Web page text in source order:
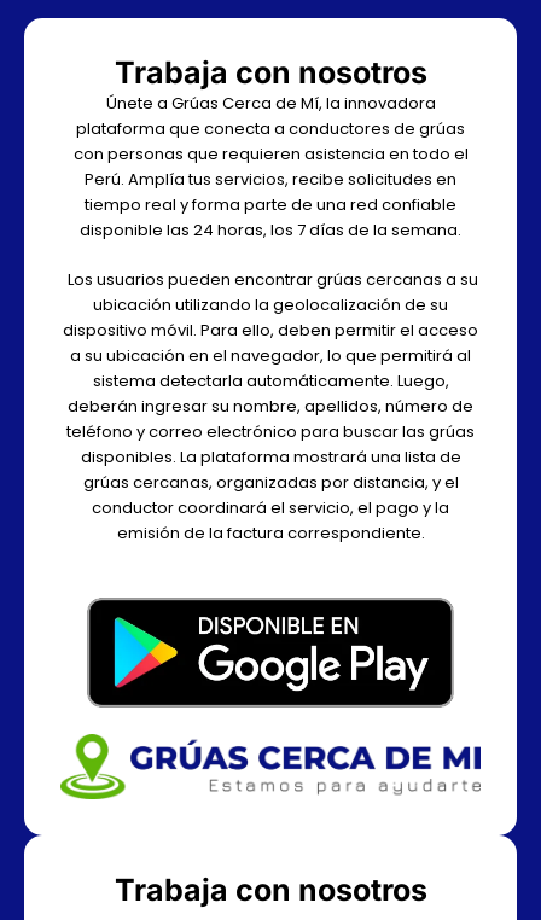
Trabaja con nosotros
Únete a Grúas Cerca de Mí, la innovadora
plataforma que conecta a conductores de grúas
con personas que requieren asistencia en todo el
Perú. Amplía tus servicios, recibe solicitudes en
tiempo real y forma parte de una red confiable
disponible las 24 horas, los 7 días de la semana.
Los usuarios pueden encontrar grúas cercanas a su
ubicación utilizando la geolocalización de su
dispositivo móvil. Para ello, deben permitir el acceso
a su ubicación en el navegador, lo que permitirá al
sistema detectarla automáticamente. Luego,
deberán ingresar su nombre, apellidos, número de
teléfono y correo electrónico para buscar las grúas
disponibles. La plataforma mostrará una lista de
grúas cercanas, organizadas por distancia, y el
conductor coordinará el servicio, el pago y la
emisión de la factura correspondiente.
Trabaja con nosotros